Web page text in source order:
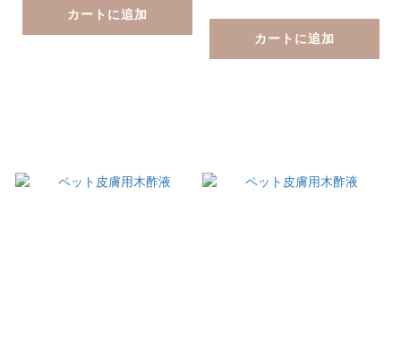
カートに追加
カートに追加